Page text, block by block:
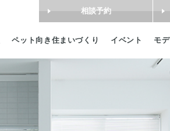
ペット向き住まいづくり イベント モ
相談予約